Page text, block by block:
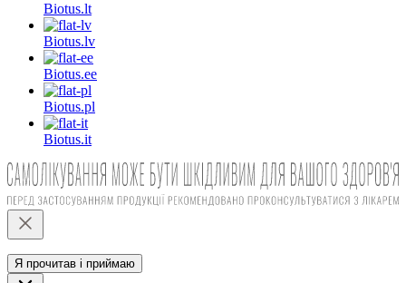
Biotus.lt
Biotus.lv
Biotus.ee
Biotus.pl
Biotus.it
Я прочитав і приймаю